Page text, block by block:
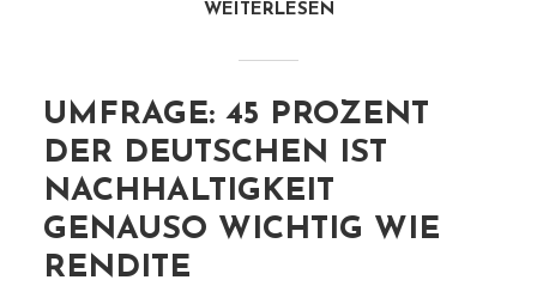
WEITERLESEN
UMFRAGE: 45 PROZENT
DER DEUTSCHEN IST
NACHHALTIGKEIT
GENAUSO WICHTIG WIE
RENDITE